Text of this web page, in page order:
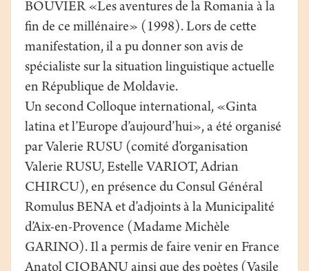
BOUVIER «Les aventures de la Romania à la
fin de ce millénaire» (1998). Lors de cette
manifestation, il a pu donner son avis de
spécialiste sur la situation linguistique actuelle
en République de Moldavie.
Un second Colloque international, «Ginta
latina et l’Europe d’aujourd’hui», a été organisé
par Valerie RUSU (comité d’organisation
Valerie RUSU, Estelle VARIOT, Adrian
CHIRCU), en présence du Consul Général
Romulus BENA et d’adjoints à la Municipalité
d’Aix-en-Provence (Madame Michèle
GARINO). Il a permis de faire venir en France